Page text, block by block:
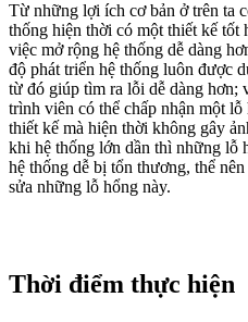
Từ những lợi ích cơ bản ở trên ta
thống hiện thời có một thiết kế tốt
việc mở rộng hệ thống dễ dàng
độ phát triển hệ thống luôn được
từ đó giúp tìm ra lỗi dễ dàng hơn;
trình viên có thể chấp nhận một
thiết kế mà hiện thời không gây
khi hệ thống lớn dần thì những lỗ
hệ thống dễ bị tổn thương, thể
sửa những lỗ hổng này.
Thời điểm thực hiện